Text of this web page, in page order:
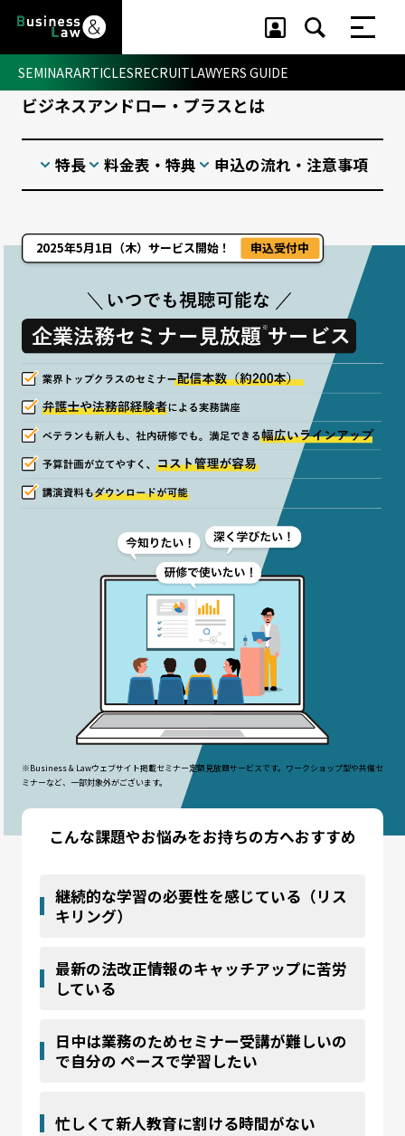
セミナー ・ 記事
SEMINARARTICLESRECRUITLAWYERS GUIDE
ビジネスアンドロー・プラスとは
特長 料金表・特典 申込の流れ・注意事項
2025年5月1日（木）サービス開始！ 申込受付中
※Business & Lawウェブサイト掲載セミナー定額見放題サービスです。ワークショップ型や共催セ
ミナーなど、一部対象外がございます。
こんな課題やお悩みをお持ちの方へおすすめ
継続的な学習の必要性を感じている（リス
キリング）
最新の法改正情報のキャッチアップに苦労
している
日中は業務のためセミナー受講が難しいの
で自分の ペースで学習したい
忙しくて新人教育に割ける時間がない